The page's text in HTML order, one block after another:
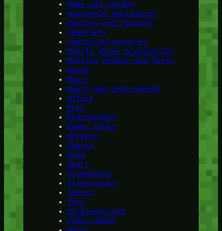
Home and garden
Household appliances
Hunting and Fishing
Jewellery
Laptop Accessories
Mobile phone accessories
Mobiles phones and faxes
mouse
Music
Music and instruments
Office
Pets
Photography
Power tools
Servers
Skates
Snow
Sport
Telephones
Televisions
Tennis
Toys
Uncategorised
Video games